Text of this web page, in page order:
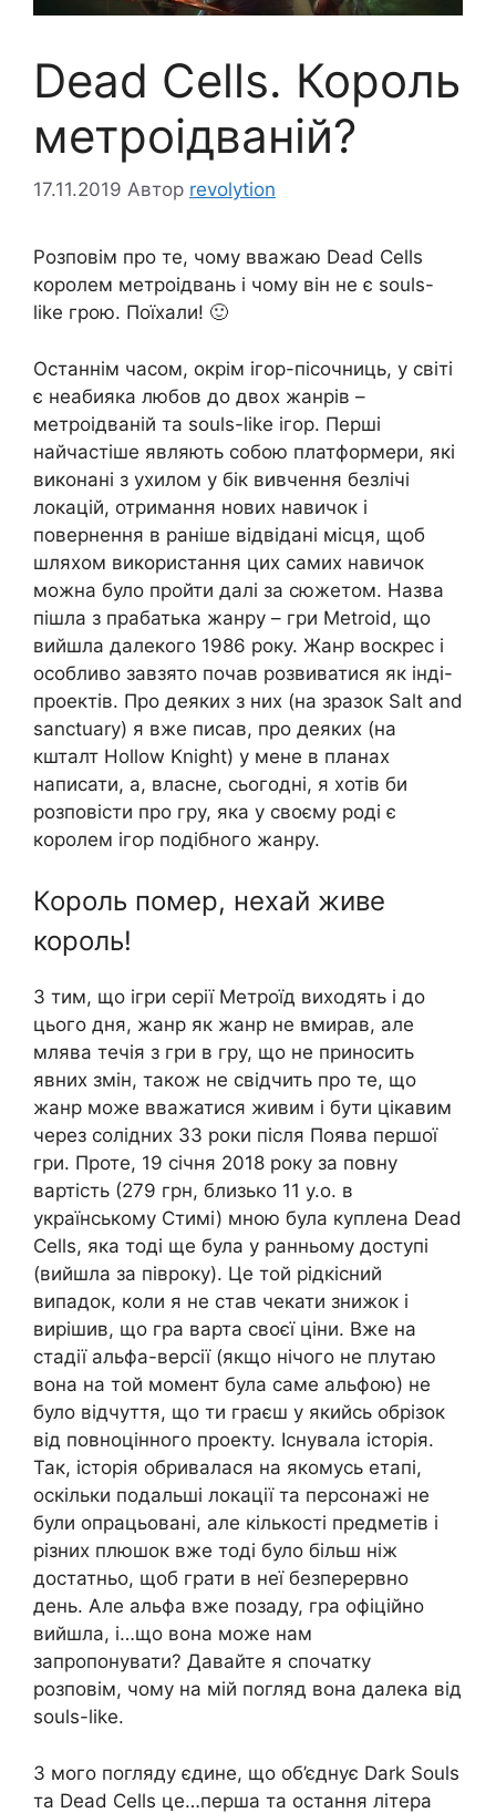
Dead Cells. Король
метроідваній?
17.11.2019 Автор revolytion
Розповім про те, чому вважаю Dead Cells
королем метроідвань і чому він не є souls-
like грою. Поїхали! 🙂
Останнім часом, окрім ігор-пісочниць, у світі
є неабияка любов до двох жанрів –
метроідваній та souls-like ігор. Перші
найчастіше являють собою платформери, які
виконані з ухилом у бік вивчення безлічі
локацій, отримання нових навичок і
повернення в раніше відвідані місця, щоб
шляхом використання цих самих навичок
можна було пройти далі за сюжетом. Назва
пішла з прабатька жанру – гри Metroid, що
вийшла далекого 1986 року. Жанр воскрес і
особливо завзято почав розвиватися як інді-
проектів. Про деяких з них (на зразок Salt and
sanctuary) я вже писав, про деяких (на
кшталт Hollow Knight) у мене в планах
написати, а, власне, сьогодні, я хотів би
розповісти про гру, яка у своєму роді є
королем ігор подібного жанру.
Король помер, нехай живе
король!
З тим, що ігри серії Метроїд виходять і до
цього дня, жанр як жанр не вмирав, але
млява течія з гри в гру, що не приносить
явних змін, також не свідчить про те, що
жанр може вважатися живим і бути цікавим
через солідних 33 роки після Поява першої
гри. Проте, 19 січня 2018 року за повну
вартість (279 грн, близько 11 у.о. в
українському Стимі) мною була куплена Dead
Cells, яка тоді ще була у ранньому доступі
(вийшла за півроку). Це той рідкісний
випадок, коли я не став чекати знижок і
вирішив, що гра варта своєї ціни. Вже на
стадії альфа-версії (якщо нічого не плутаю
вона на той момент була саме альфою) не
було відчуття, що ти граєш у якийсь обрізок
від повноцінного проекту. Існувала історія.
Так, історія обривалася на якомусь етапі,
оскільки подальші локації та персонажі не
були опрацьовані, але кількості предметів і
різних плюшок вже тоді було більш ніж
достатньо, щоб грати в неї безперервно
день. Але альфа вже позаду, гра офіційно
вийшла, і…що вона може нам
запропонувати? Давайте я спочатку
розповім, чому на мій погляд вона далека від
souls-like.
З мого погляду єдине, що об’єднує Dark Souls
та Dead Cells це…перша та остання літера